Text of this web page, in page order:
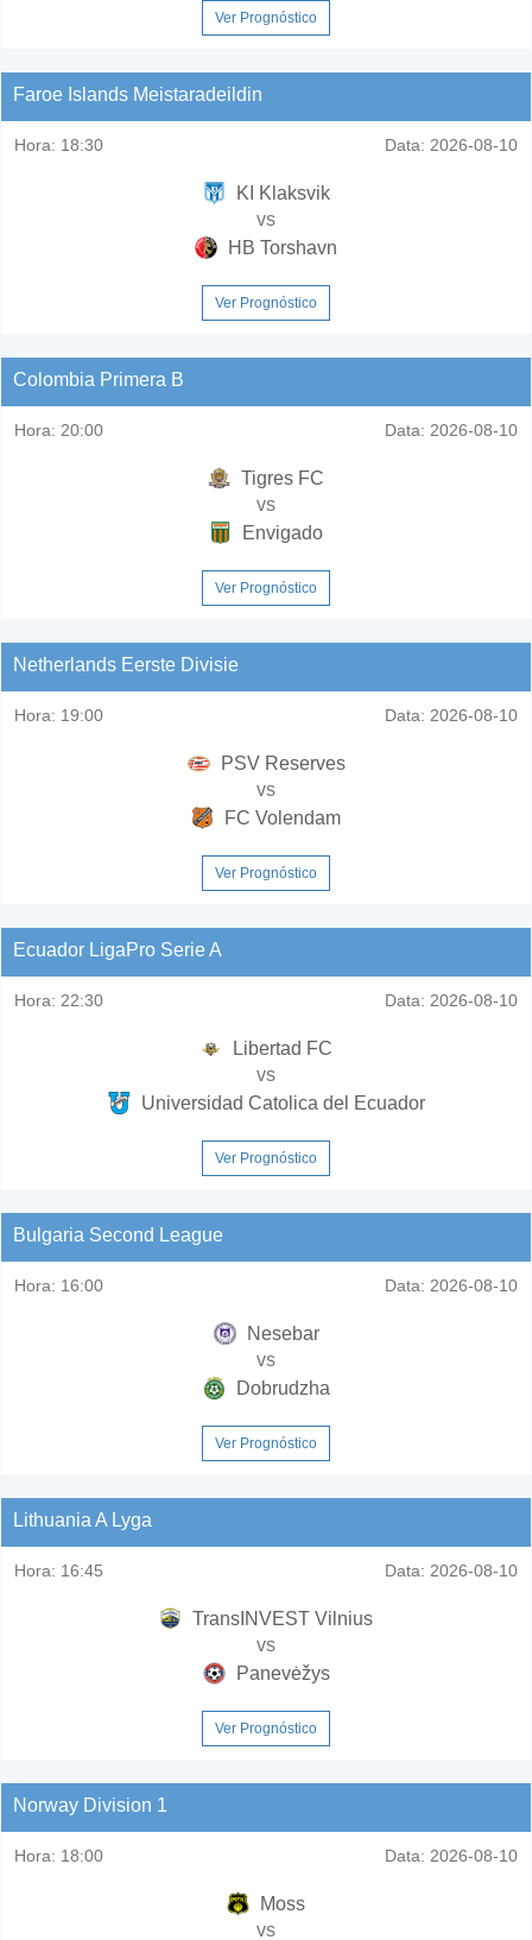
Ver Prognóstico
Faroe Islands Meistaradeildin
Hora: 18:30 Data: 2026-08-10
KI Klaksvik
vs
HB Torshavn
Ver Prognóstico
Colombia Primera B
Hora: 20:00 Data: 2026-08-10
Tigres FC
vs
Envigado
Ver Prognóstico
Netherlands Eerste Divisie
Hora: 19:00 Data: 2026-08-10
PSV Reserves
vs
FC Volendam
Ver Prognóstico
Ecuador LigaPro Serie A
Hora: 22:30 Data: 2026-08-10
Libertad FC
vs
Universidad Catolica del Ecuador
Ver Prognóstico
Bulgaria Second League
Hora: 16:00 Data: 2026-08-10
Nesebar
vs
Dobrudzha
Ver Prognóstico
Lithuania A Lyga
Hora: 16:45 Data: 2026-08-10
TransINVEST Vilnius
vs
Panevėžys
Ver Prognóstico
Norway Division 1
Hora: 18:00 Data: 2026-08-10
Moss
vs